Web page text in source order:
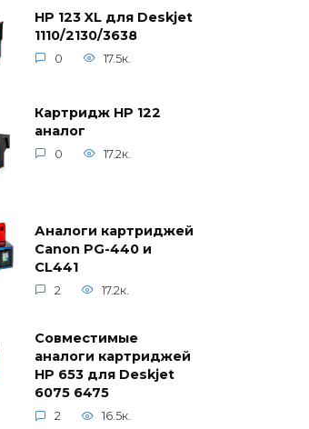
HP 123 XL для Deskjet
1110/2130/3638
0 17.5к.
Картридж HP 122
аналог
0 17.2к.
Аналоги картриджей
Canon PG-440 и
CL441
2 17.2к.
Совместимые
аналоги картриджей
HP 653 для Deskjet
6075 6475
2 16.5к.